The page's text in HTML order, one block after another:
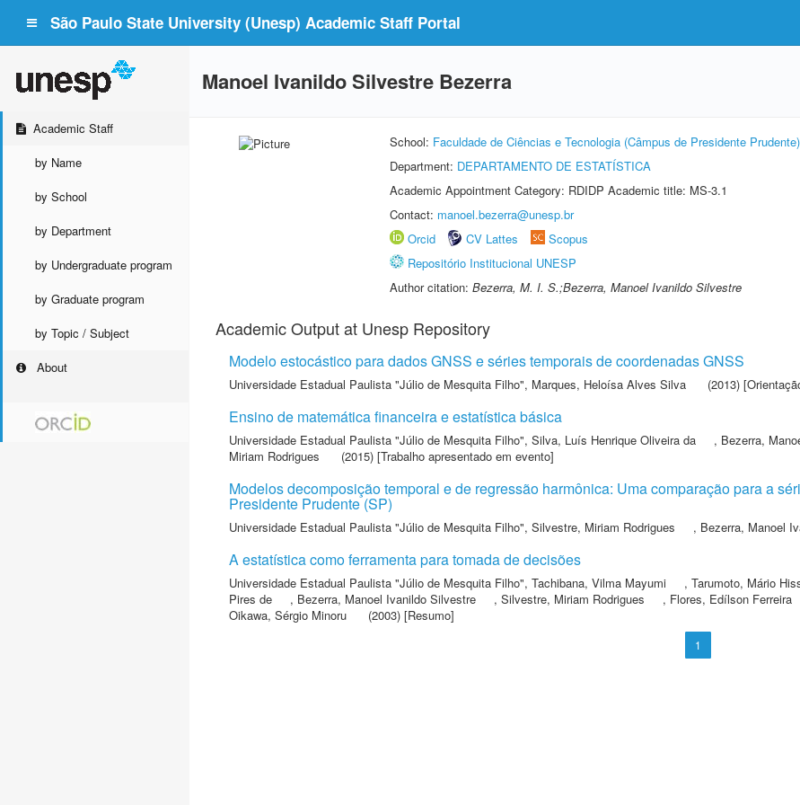
São Paulo State University (Unesp) Academic Staff Portal
Academic Staff
by Name
by School
by Department
by Undergraduate program
by Graduate program
by Topic / Subject
About
Manoel Ivanildo Silvestre Bezerra
School: Faculdade de Ciências e Tecnologia (Câmpus de Presidente Prudente)
Department: DEPARTAMENTO DE ESTATÍSTICA
Academic Appointment Category: RDIDP Academic title: MS-3.1
Contact: manoel.bezerra@unesp.br
Orcid
CV Lattes
Scopus
Repositório Institucional UNESP
Author citation: Bezerra, M. I. S.;Bezerra, Manoel Ivanildo Silvestre
Academic Output at Unesp Repository
Modelo estocástico para dados GNSS e séries temporais de coordenadas GNSS
Universidade Estadual Paulista "Júlio de Mesquita Filho", Marques, Heloísa Alves Silva (2013)
Ensino de matemática financeira e estatística básica
Universidade Estadual Paulista "Júlio de Mesquita Filho", Silva, Luís Henrique Oliveira da , Bezerra,
Miriam Rodrigues
(2015) [Trabalho apresentado em evento]
Modelos decomposição temporal e de regressão harmônica: Uma comparação para a
Presidente Prudente (SP)
Universidade Estadual Paulista "Júlio de Mesquita Filho", Silvestre, Miriam Rodrigues , Bezerra, Manoel
A estatística como ferramenta para tomada de decisões
Universidade Estadual Paulista "Júlio de Mesquita Filho", Tachibana, Vilma Mayumi , Tarumoto, Mário
Pires de
, Bezerra, Manoel Ivanildo Silvestre , Silvestre, Miriam Rodrigues , Flores, Edílson Ferreira
Oikawa, Sérgio Minoru
(2003) [Resumo]
1